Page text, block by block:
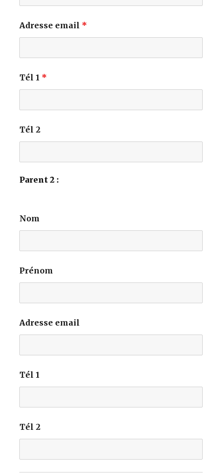
Adresse email *
Tél 1 *
Tél 2
Parent 2 :
Nom
Prénom
Adresse email
Tél 1
Tél 2